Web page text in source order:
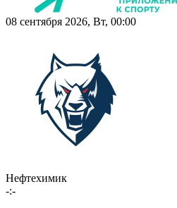
08 сентября 2026, Вт, 00:00
Нефтехимик
-:-